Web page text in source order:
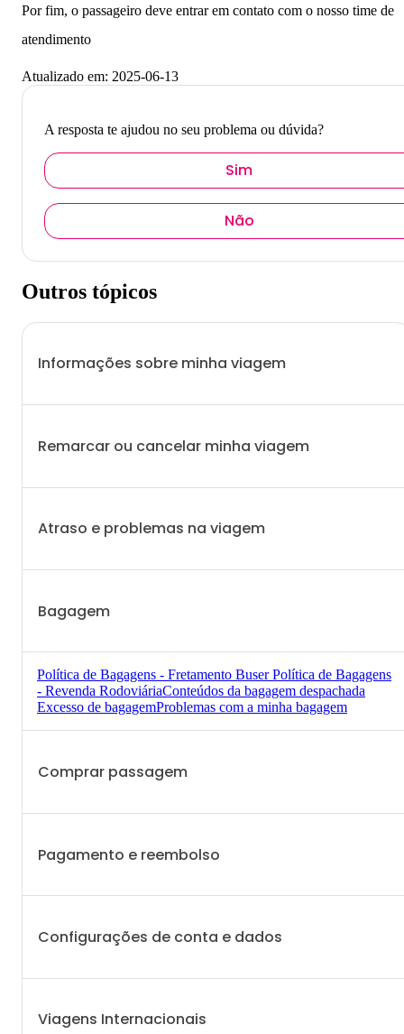
Por fim, o passageiro deve entrar em contato com o nosso time de
atendimento
Atualizado em: 2025-06-13
A resposta te ajudou no seu problema ou dúvida?
Sim
Não
Outros tópicos
Informações sobre minha viagem
Remarcar ou cancelar minha viagem
Atraso e problemas na viagem
Bagagem
Política de Bagagens - Fretamento BuserPolítica de Bagagens
- Revenda RodoviáriaConteúdos da bagagem despachada
Excesso de bagagemProblemas com a minha bagagem
Comprar passagem
Pagamento e reembolso
Configurações de conta e dados
Viagens Internacionais